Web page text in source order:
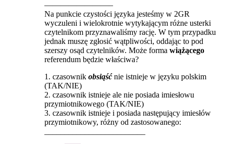
————————–
Na punkcie czystości języka jesteśmy w 2GR
wyczuleni i wielokrotnie wytykającym różne usterki
czytelnikom przyznawaliśmy rację. W tym przypadku
jednak muszę zgłosić wątpliwości, oddając to pod
szerszy osąd czytelników. Może forma wiążącego
referendum będzie właściwa?
1. czasownik obsiąśćnie istnieje w języku polskim
(TAK/NIE)
2. czasownik istnieje ale nie posiada imiesłowu
przymiotnikowego (TAK/NIE)
3. czasownik istnieje i posiada następujący imiesłów
przymiotnikowy, różny od zastosowanego: